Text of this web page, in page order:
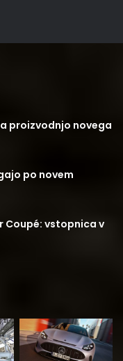
proizvodnjo novega
po novem
Coupé: vstopnica v